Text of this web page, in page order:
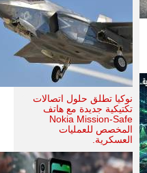
نوكيا تطلق حلول اتصالات
تكتيكية جديدة مع هاتف
Nokia Mission-Safe
المخصص للعمليات
العسكرية.